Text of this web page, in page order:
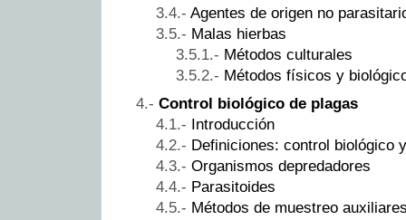
Agentes de origen no
Malas hierbas
Métodos culturales
Métodos físicos y
Control biológico de plagas
Introducción
Definiciones: control biológico
Organismos depredadores
Parasitoides
Métodos de muestreo